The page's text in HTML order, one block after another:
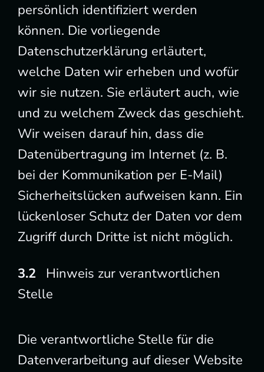
persönlich identifiziert werden
können. Die vorliegende
Datenschutzerklärung erläutert,
welche Daten wir erheben und wofür
wir sie nutzen. Sie erläutert auch, wie
und zu welchem Zweck das geschieht.
Wir weisen darauf hin, dass die
Datenübertragung im Internet (z. B.
bei der Kommunikation per E-Mail)
Sicherheitslücken aufweisen kann. Ein
lückenloser Schutz der Daten vor dem
Zugriff durch Dritte ist nicht möglich.
Hinweis zur verantwortlichen
Stelle
Die verantwortliche Stelle für die
Datenverarbeitung auf dieser Website